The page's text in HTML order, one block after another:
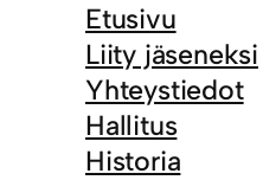
Etusivu
Liity jäseneksi
Yhteystiedot
Hallitus
Historia